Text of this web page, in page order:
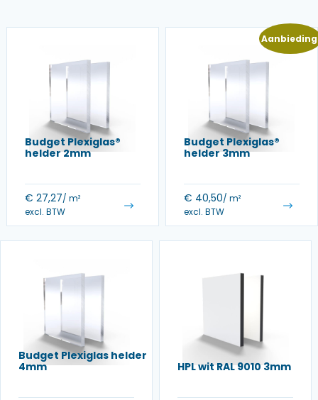
Budget Plexiglas®
helder 2mm
€ 27,27/ m²
excl. BTW
Budget Plexiglas®
helder 3mm
€ 40,50/ m²
excl. BTW
Budget Plexiglas helder
4mm
HPL wit RAL 9010 3mm